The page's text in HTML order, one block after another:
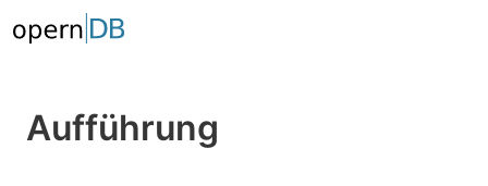
Aufführung